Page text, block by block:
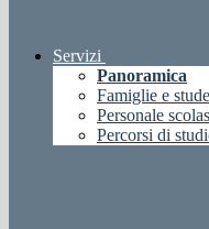
Servizi
Panoramica
Famiglie e
Personale
Percorsi di